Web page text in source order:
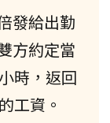
發給出勤
方約定當
時，返回
工資。